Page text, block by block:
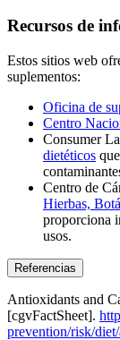
Recursos de
Estos sitios web
suplementos:
Oficina de
Centro
Consumer
dietéticos
Centro de
Hierbas,
proporciona
usos.
Referencias
Antioxidants and
[cgvFactSheet].
prevention/risk/